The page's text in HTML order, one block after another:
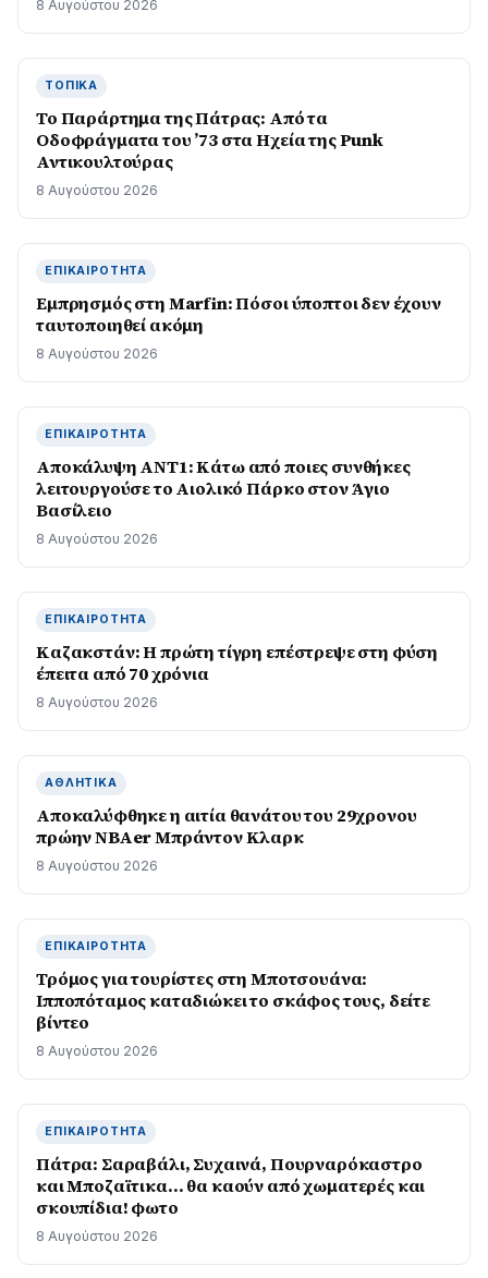
8 Αυγούστου 2026
ΤΟΠΙΚΆ
Το Παράρτημα της Πάτρας: Από τα
Οδοφράγματα του ’73 στα Ηχεία της Punk
Αντικουλτούρας
8 Αυγούστου 2026
ΕΠΙΚΑΙΡΌΤΗΤΑ
Εμπρησμός στη Marfin: Πόσοι ύποπτοι δεν έχουν
ταυτοποιηθεί ακόμη
8 Αυγούστου 2026
ΕΠΙΚΑΙΡΌΤΗΤΑ
Αποκάλυψη ΑΝΤ1: Κάτω από ποιες συνθήκες
λειτουργούσε το Αιολικό Πάρκο στον Άγιο
Βασίλειο
8 Αυγούστου 2026
ΕΠΙΚΑΙΡΌΤΗΤΑ
Καζακστάν: Η πρώτη τίγρη επέστρεψε στη φύση
έπειτα από 70 χρόνια
8 Αυγούστου 2026
ΑΘΛΗΤΙΚΆ
Αποκαλύφθηκε η αιτία θανάτου του 29χρονου
πρώην NBAer Μπράντον Κλαρκ
8 Αυγούστου 2026
ΕΠΙΚΑΙΡΌΤΗΤΑ
Τρόμος για τουρίστες στη Μποτσουάνα:
Ιπποπόταμος καταδιώκει το σκάφος τους, δείτε
βίντεο
8 Αυγούστου 2026
ΕΠΙΚΑΙΡΌΤΗΤΑ
Πάτρα: Σαραβάλι, Συχαινά, Πουρναρόκαστρο
και Μποζαϊτικα… θα καούν από χωματερές και
σκουπίδια! φωτο
8 Αυγούστου 2026